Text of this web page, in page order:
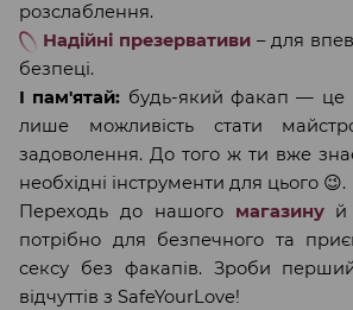
розслаблення.
Надійні презервативи – для
безпеці.
І пам'ятай: будь-який факап — це
лише можливість стати
задоволення. До того ж ти вже
необхідні інструменти для цього 😉.
Переходь до нашого
магазинуй
потрібно для безпечного та
сексу без факапів. Зроби
відчуттів з SafeYourLove!